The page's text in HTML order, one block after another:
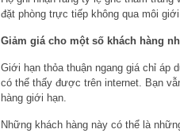
đặt phòng trực tiếp không qua môi
Giảm giá cho một số khách hàng
Giới hạn thỏa thuận ngang giá chỉ áp
có thể thấy được trên internet. Bạn
hàng giới hạn.
Những khách hàng này có thể là